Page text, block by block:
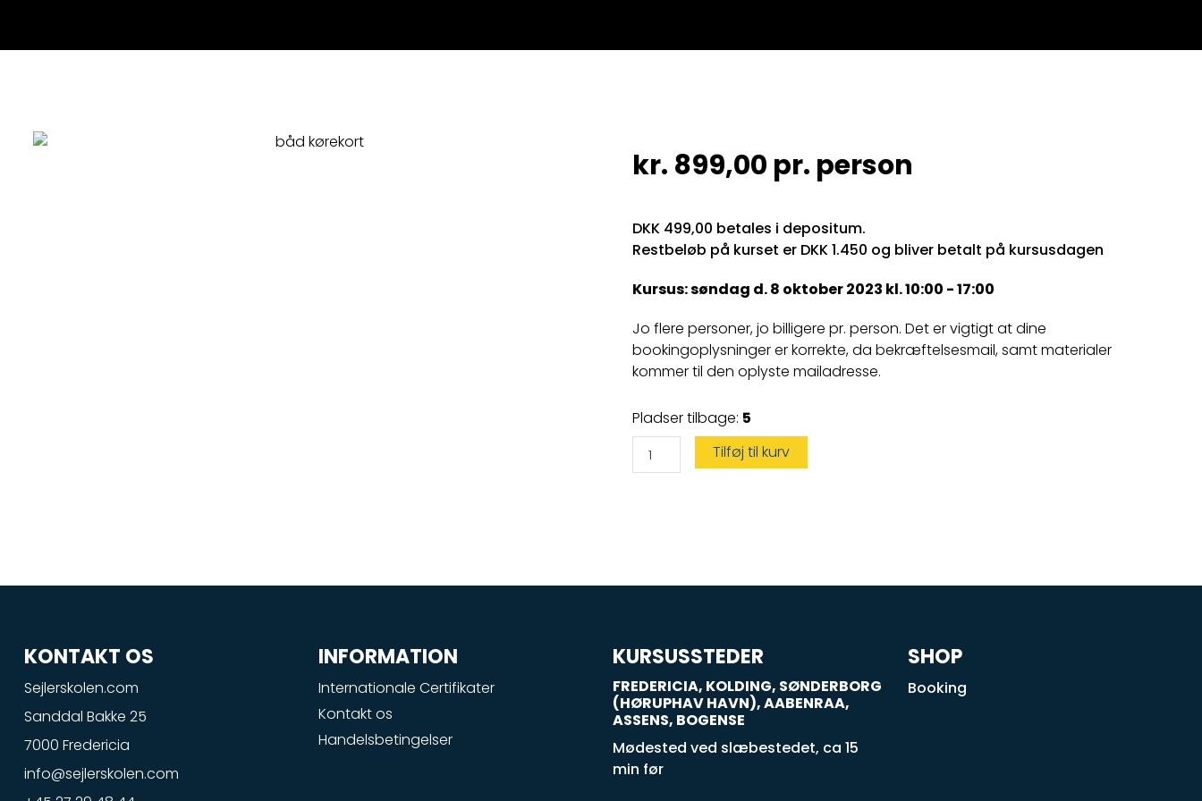
kr. 899,00 pr. person
DKK 499,00 betales i depositum.
Restbeløb på kurset er DKK 1.450 og bliver betalt på kursusdagen
Kursus: søndag d. 8 oktober 2023 kl. 10:00 - 17:00
Jo flere personer, jo billigere pr. person. Det er vigtigt at dine
bookingoplysninger er korrekte, da bekræftelsesmail, samt materialer
kommer til den oplyste mailadresse.
Pladser tilbage: 5
Speedbådskørekort
antal
Tilføj til kurv
KONTAKT OS
Sejlerskolen.com
Sanddal Bakke 25
7000 Fredericia
info@sejlerskolen.com
INFORMATION
Internationale Certifikater
Kontakt os
Handelsbetingelser
KURSUSSTEDER
FREDERICIA, KOLDING, SØNDERBORG
(HØRUPHAV HAVN), AABENRAA,
ASSENS, BOGENSE
Mødested ved slæbestedet, ca 15
min før
SHOP
Booking